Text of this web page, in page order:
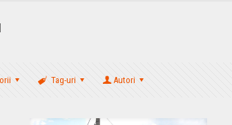
Tag-uri Autori